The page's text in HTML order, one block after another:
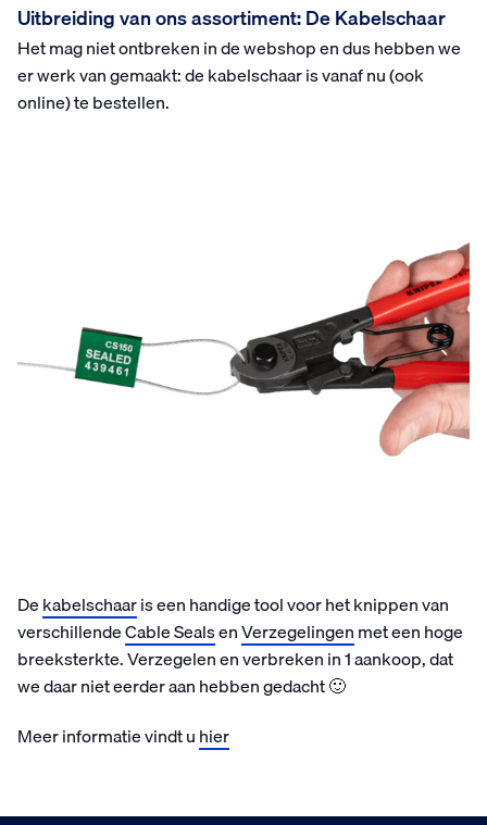
Uitbreiding van ons assortiment: De Kabelschaar
Het mag niet ontbreken in de webshop en dus hebben we
er werk van gemaakt: de kabelschaar is vanaf nu (ook
online) te bestellen.
Dekabelschaaris een handige tool voor het knippen van
verschillendeCable SealsenVerzegelingenmet een hoge
breeksterkte. Verzegelen en verbreken in 1 aankoop, dat
we daar niet eerder aan hebben gedacht 🙂
Meer informatie vindt uhier
Klanten geven ons